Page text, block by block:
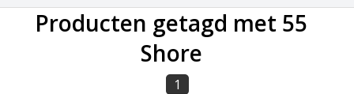
Producten getagd met 55
Shore
1